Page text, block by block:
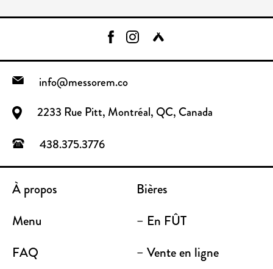
info@messorem.co
2233 Rue Pitt, Montréal, QC, Canada
438.375.3776
À propos
Bières
Menu
– En FÛT
FAQ
– Vente en ligne